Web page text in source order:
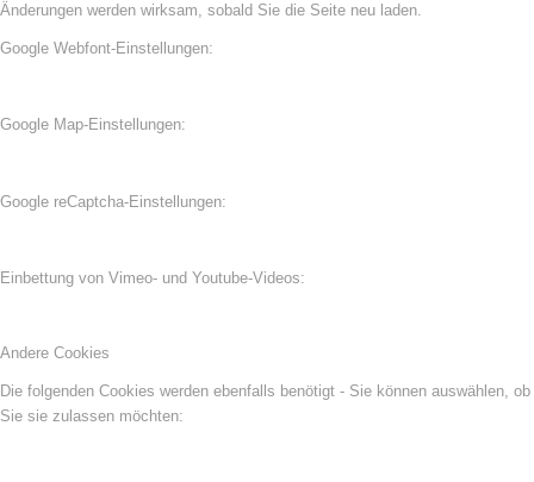
Änderungen werden wirksam, sobald Sie die Seite neu laden.
Google Webfont-Einstellungen:
Google Map-Einstellungen:
Google reCaptcha-Einstellungen:
Einbettung von Vimeo- und Youtube-Videos:
Andere Cookies
Die folgenden Cookies werden ebenfalls benötigt - Sie können auswählen, ob
Sie sie zulassen möchten: